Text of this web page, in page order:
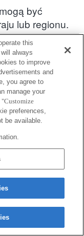
być
lub regionu.
: AC-SQ950A
Copyright 2026 Sony Corporation
this
always
to improve
and
you agree to
manage your
"Customize
preferences,
be available.